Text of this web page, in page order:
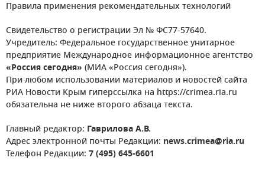
Правила применения рекомендательных технологий
Свидетельство о регистрации Эл № ФС77-57640.
Учредитель: Федеральное государственное унитарное
предприятие Международное информационное агентство
«Россия сегодня» (МИА «Россия сегодня»).
При любом использовании материалов и новостей сайта
РИА Новости Крым гиперссылка на https://crimea.ria.ru
обязательна не ниже второго абзаца текста.
Главный редактор: Гаврилова А.В.
Адрес электронной почты Редакции: news.crimea@ria.ru
Телефон Редакции: 7 (495) 645-6601